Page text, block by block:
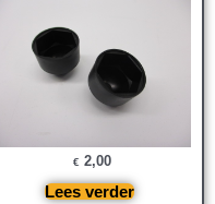
€ 2,00
Lees verder